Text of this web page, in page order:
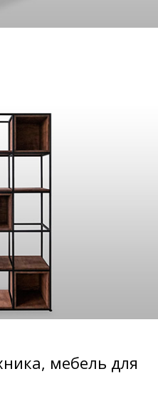
мебель для